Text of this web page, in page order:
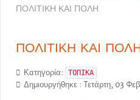
ΠΟΛΙΤΙΚΗ ΚΑΙ ΠΟΛΗ
ΠΟΛΙΤΙΚΗ ΚΑΙ
Κατηγορία: ΤΟΠΙΚΑ
Δημιουργήθηκε : Τετάρτη, 03